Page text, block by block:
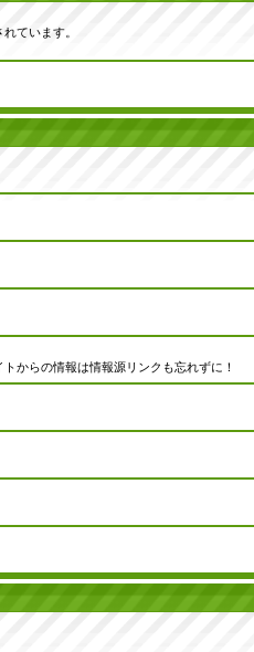
ています。
からの情報は情報源リンクも忘れずに！